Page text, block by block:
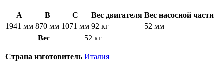
A B C Вес двигателя Вес насосной части
1941 мм 870 мм 1071 мм 92 кг
52 мм
Вес
52 кг
Страна изготовитель Италия